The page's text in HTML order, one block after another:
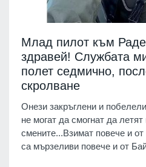
Млад пилот към
здравей! Службата
полет седмично,
скролване
Онези закръглени и
не могат да смогнат да
смените...Взимат повече и
са мързеливи повече и от